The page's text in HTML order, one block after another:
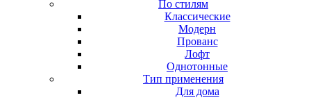
По стилям
Классические
Модерн
Прованс
Лофт
Однотонные
Тип применения
Для дома